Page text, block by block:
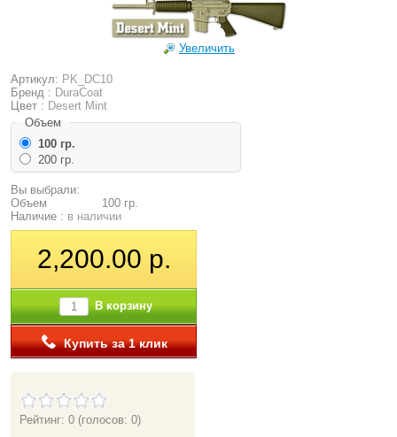
Увеличить
Артикул: PK_DC10
Бренд : DuraCoat
Цвет : Desert Mint
Объем
100 гр.
200 гр.
Вы выбрали:
Объем
100 гр.
Наличие : в наличии
2,200.00 р.
В корзину
Купить за 1 клик
Рейтинг: 0 (голосов: 0)